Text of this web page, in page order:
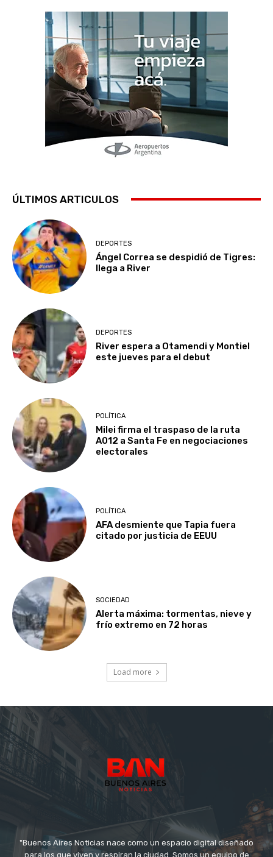
ÚLTIMOS ARTICULOS
DEPORTES
Ángel Correa se despidió de Tigres:
llega a River
DEPORTES
River espera a Otamendi y Montiel
este jueves para el debut
POLÍTICA
Milei firma el traspaso de la ruta
A012 a Santa Fe en negociaciones
electorales
POLÍTICA
AFA desmiente que Tapia fuera
citado por justicia de EEUU
SOCIEDAD
Alerta máxima: tormentas, nieve y
frío extremo en 72 horas
Load more
"Buenos Aires Noticias nace como un espacio digital diseñado
para los que viven y respiran la ciudad. Somos un equipo de